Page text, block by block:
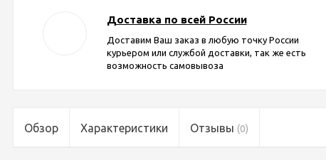
Доставка по всей России
Доставим Ваш заказ в любую точку России
курьером или службой доставки, так же есть
возможность самовывоза
Обзор Характеристики Отзывы (0)